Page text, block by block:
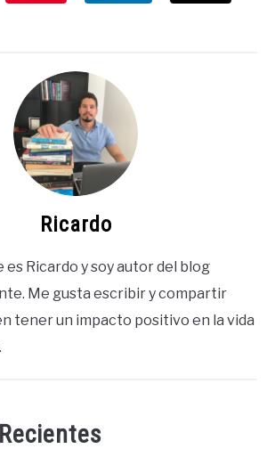
Ricardo
es Ricardo y soy autor del blog
Me gusta escribir y compartir
tener un impacto positivo en la vida